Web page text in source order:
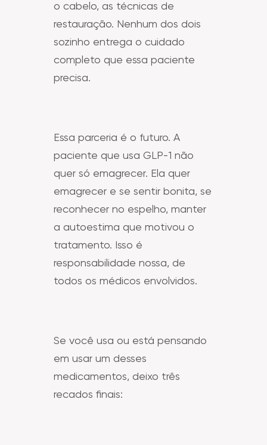
o cabelo, as técnicas de
restauração. Nenhum dos dois
sozinho entrega o cuidado
completo que essa paciente
precisa.
Essa parceria é o futuro. A
paciente que usa GLP-1 não
quer só emagrecer. Ela quer
emagrecer e se sentir bonita, se
reconhecer no espelho, manter
a autoestima que motivou o
tratamento. Isso é
responsabilidade nossa, de
todos os médicos envolvidos.
Se você usa ou está pensando
em usar um desses
medicamentos, deixo três
recados finais: